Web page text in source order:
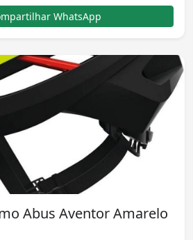
WhatsApp
Abus Aventor Amarelo